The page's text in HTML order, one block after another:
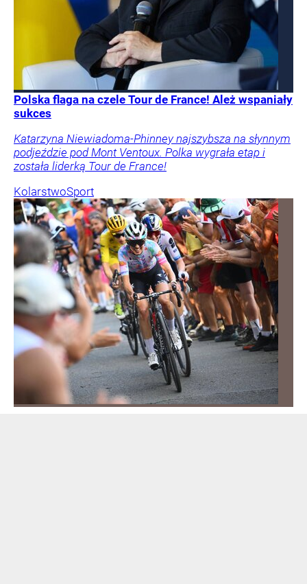
Polska flaga na czele Tour de France! Ależ wspaniały
sukces
Katarzyna Niewiadoma-Phinney najszybsza na słynnym
podjeździe pod Mont Ventoux. Polka wygrała etap i
została liderką Tour de France!
KolarstwoSport